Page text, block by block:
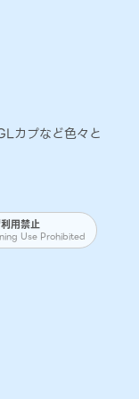
カプなど色々と
用禁止
Use Prohibited